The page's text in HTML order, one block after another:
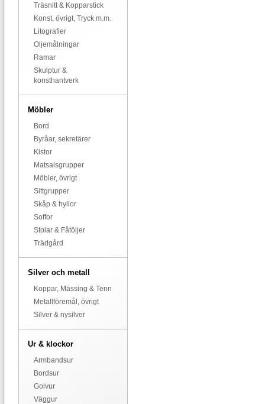
Träsnitt & Kopparstick
Konst, övrigt, Tryck m.m.
Litografier
Oljemålningar
Ramar
Skulptur &
konsthantverk
Möbler
Bord
Byråar, sekretärer
Kistor
Matsalsgrupper
Möbler, övrigt
Sittgrupper
Skåp & hyllor
Soffor
Stolar & Fåtöljer
Trädgård
Silver och metall
Koppar, Mässing & Tenn
Metallföremål, övrigt
Silver & nysilver
Ur & klockor
Armbandsur
Bordsur
Golvur
Väggur